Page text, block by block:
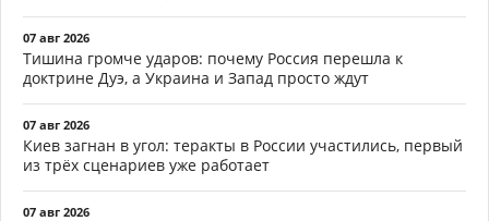
07 авг 2026
Тишина громче ударов: почему Россия перешла к
доктрине Дуэ, а Украина и Запад просто ждут
07 авг 2026
Киев загнан в угол: теракты в России участились, первый
из трёх сценариев уже работает
07 авг 2026